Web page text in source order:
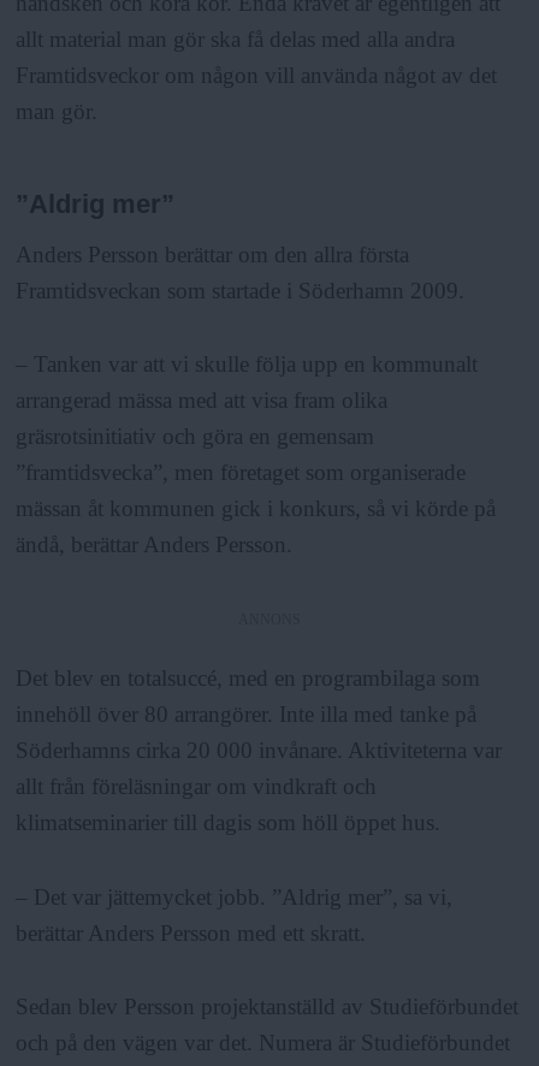
allt material man gör ska få delas med alla andra
Framtidsveckor om någon vill använda något av det
man gör.
”Aldrig mer”
Anders Persson berättar om den allra första
Framtidsveckan som startade i Söderhamn 2009.
– Tanken var att vi skulle följa upp en kommunalt
arrangerad mässa med att visa fram olika
gräsrotsinitiativ och göra en gemensam
”framtidsvecka”, men företaget som organiserade
mässan åt kommunen gick i konkurs, så vi körde på
ändå, berättar Anders Persson.
Det blev en totalsuccé, med en programbilaga som
innehöll över 80 arrangörer. Inte illa med tanke på
Söderhamns cirka 20 000 invånare. Aktiviteterna var
allt från föreläsningar om vindkraft och
klimatseminarier till dagis som höll öppet hus.
– Det var jättemycket jobb. ”Aldrig mer”, sa vi,
berättar Anders Persson med ett skratt.
Sedan blev Persson projektanställd av Studieförbundet
och på den vägen var det. Numera är Studieförbundet